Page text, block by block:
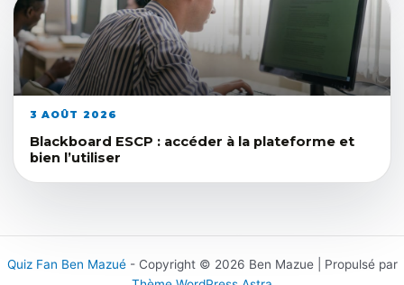
3 AOÛT 2026
Blackboard ESCP : accéder à la plateforme et
bien l’utiliser
Quiz Fan Ben Mazué- Copyright © 2026 Ben Mazue | Propulsé par